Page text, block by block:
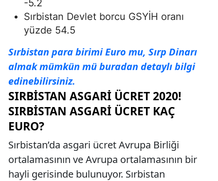
-5.2
Sırbistan Devlet borcu GSYİH oranı
yüzde 54.5
Sırbistan para birimi Euro mu, Sırp Dinarı
almak mümkün mü buradan detaylı bilgi
edinebilirsiniz.
SIRBISTAN ASGARI ÜCRET 2020!
SIRBISTAN ASGARI ÜCRET KAÇ
EURO?
Sırbistan’da asgari ücret Avrupa Birliği
ortalamasının ve Avrupa ortalamasının bir
hayli gerisinde bulunuyor. Sırbistan